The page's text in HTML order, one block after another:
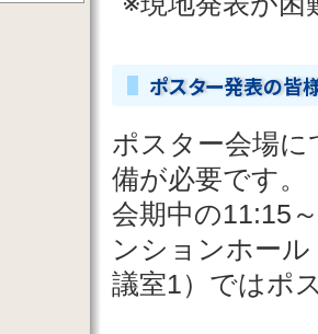
ポスター発表の皆
ポスター会場
備が必要です。
会期中の11:15
ンションホー
議室1）ではポ